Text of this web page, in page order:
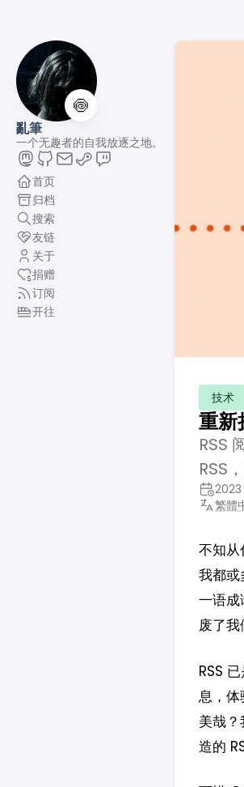
🍥
亂筆
一个无趣者的自我放逐之地。
首页
归档
搜索
友链
关于
捐赠
订阅
开往
技术
重新
RSS
RSS
2023
繁體
不知从
我都
一语
废了我
RSS
息，
美哉
造的